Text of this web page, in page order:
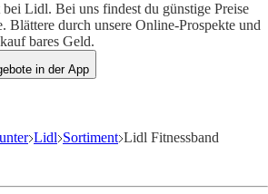
Lidl. Bei uns findest du günstige Preise
Blättere durch unsere Online-Prospekte und
bares Geld.
in der App
Lidl Sortiment Lidl Fitnessband